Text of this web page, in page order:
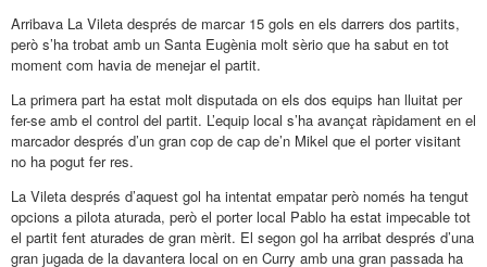
Arribava La Vileta després de marcar 15 gols en els darrers dos partits,
però s’ha trobat amb un Santa Eugènia molt sèrio que ha sabut en tot
moment com havia de menejar el partit.
La primera part ha estat molt disputada on els dos equips han lluitat per
fer-se amb el control del partit. L’equip local s’ha avançat ràpidament en el
marcador després d’un gran cop de cap de’n Mikel que el porter visitant
no ha pogut fer res.
La Vileta després d’aquest gol ha intentat empatar però només ha tengut
opcions a pilota aturada, però el porter local Pablo ha estat impecable tot
el partit fent aturades de gran mèrit. El segon gol ha arribat després d’una
gran jugada de la davantera local on en Curry amb una gran passada ha